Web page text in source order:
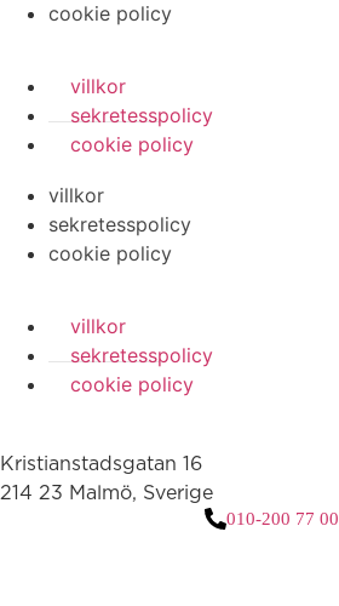
cookie policy
villkor
sekretesspolicy
cookie policy
villkor
sekretesspolicy
cookie policy
villkor
sekretesspolicy
cookie policy
Kristianstadsgatan 16
214 23 Malmö, Sverige
010-200 77 00